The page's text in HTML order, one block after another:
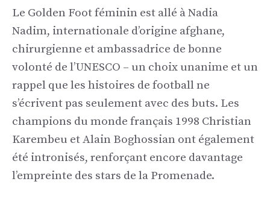
Le Golden Foot féminin est allé à Nadia
Nadim, internationale d’origine afghane,
chirurgienne et ambassadrice de bonne
volonté de l’UNESCO – un choix unanime et un
rappel que les histoires de football ne
s’écrivent pas seulement avec des buts. Les
champions du monde français 1998 Christian
Karembeu et Alain Boghossian ont également
été intronisés, renforçant encore davantage
l’empreinte des stars de la Promenade.